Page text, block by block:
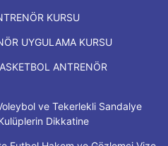
KURSU
UYGULAMA KURSU
ANTRENÖR
ve Tekerlekli Sandalye
Dikkatine